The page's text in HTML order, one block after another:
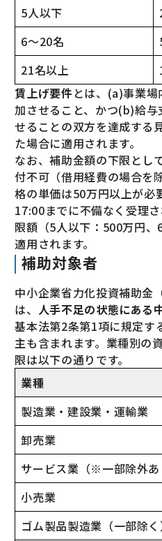
5人以下
6〜20名
21名以上
賃上げ要件とは、(a)事業
加させること、かつ(b)給
せることの双方を達成する
た場合に適用されます。
なお、補助金額の下限とし
付不可（借用経費の場合を
格の単価は50万円以上が必
17:00までに不備なく受理
限額（5人以下：500万円
適用されます。
補助対象者
中小企業省力化投資補助金
は、 人手不足の状態にある
基本法第2条第1項に規定す
主も含まれます。業種別の
限は以下の通りです。
業種
製造業・建設業・運輸業
卸売業
サービス業（※一部除外あ
小売業
ゴム製品製造業（一部除く